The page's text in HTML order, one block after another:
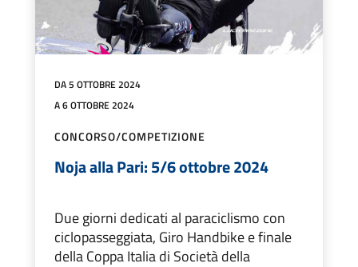
DA 5 OTTOBRE 2024
A 6 OTTOBRE 2024
CONCORSO/COMPETIZIONE
Noja alla Pari: 5/6 ottobre 2024
Due giorni dedicati al paraciclismo con
ciclopasseggiata, Giro Handbike e finale
della Coppa Italia di Società della